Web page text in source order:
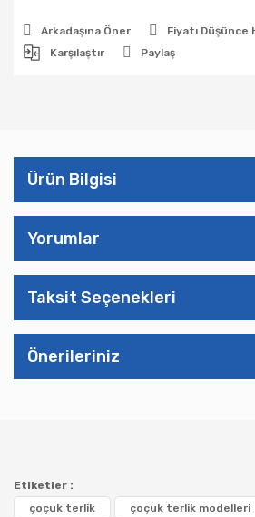
Arkadaşına Öner
Fiyatı Düşünce
Karşılaştır
Paylaş
Ürün Bilgisi
Yorumlar
Taksit Seçenekleri
Önerileriniz
Etiketler :
çoçuk terlik
çoçuk terlik modelleri